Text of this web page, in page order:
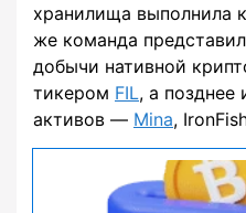
хранилища выполнила
же команда
добычи нативной
тикером FIL, а
активов — Mina,